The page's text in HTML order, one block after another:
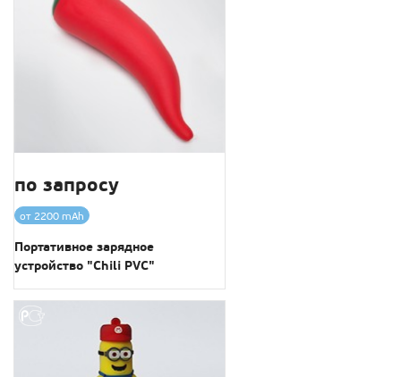
по запросу
от 2200 mAh
Портативное зарядное
устройство "Chili PVC"